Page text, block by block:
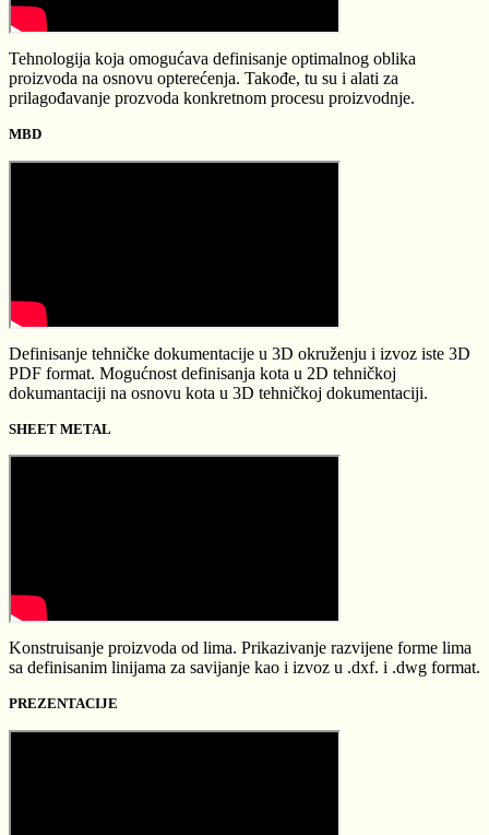
Tehnologija koja omogućava definisanje optimalnog oblika
proizvoda na osnovu opterećenja. Takođe, tu su i alati za
prilagođavanje prozvoda konkretnom procesu proizvodnje.
MBD
Definisanje tehničke dokumentacije u 3D okruženju i izvoz iste 3D
PDF format. Mogućnost definisanja kota u 2D tehničkoj
dokumantaciji na osnovu kota u 3D tehničkoj dokumentaciji.
SHEET METAL
Konstruisanje proizvoda od lima. Prikazivanje razvijene forme lima
sa definisanim linijama za savijanje kao i izvoz u .dxf. i .dwg format.
PREZENTACIJE